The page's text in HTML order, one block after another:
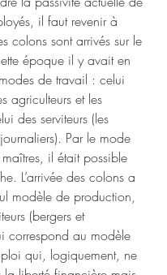
il faut revenir à
colons sont arrivés sur le
époque il y avait en
de travail : celui
agriculteurs et les
des serviteurs (les
Par le mode
il était possible
L’arrivée des colons a
modèle de production,
(bergers et
correspond au modèle
qui, logiquement, ne